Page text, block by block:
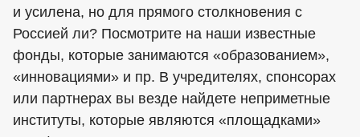
и усилена, но для прямого столкновения с
Россией ли? Посмотрите на наши известные
фонды, которые занимаются «образованием»,
«инновациями» и пр. В учредителях, спонсорах
или партнерах вы везде найдете неприметные
институты, которые являются «площадками»